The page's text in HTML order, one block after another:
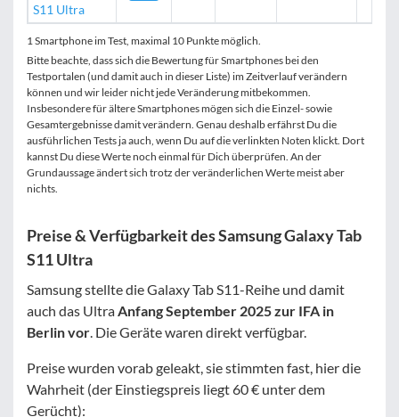
S11 Ultra
1 Smartphone im Test, maximal 10 Punkte möglich.
Bitte beachte, dass sich die Bewertung für Smartphones bei den
Testportalen (und damit auch in dieser Liste) im Zeitverlauf verändern
können und wir leider nicht jede Veränderung mitbekommen.
Insbesondere für ältere Smartphones mögen sich die Einzel- sowie
Gesamtergebnisse damit verändern. Genau deshalb erfährst Du die
ausführlichen Tests ja auch, wenn Du auf die verlinkten Noten klickt. Dort
kannst Du diese Werte noch einmal für Dich überprüfen. An der
Grundaussage ändert sich trotz der veränderlichen Werte meist aber
nichts.
Preise & Verfügbarkeit des Samsung Galaxy Tab
S11 Ultra
Samsung stellte die Galaxy Tab S11-Reihe und damit
auch das Ultra Anfang September 2025 zur IFA in
Berlin vor . Die Geräte waren direkt verfügbar.
Preise wurden vorab geleakt, sie stimmten fast, hier die
Wahrheit (der Einstiegspreis liegt 60 € unter dem
Gerücht):